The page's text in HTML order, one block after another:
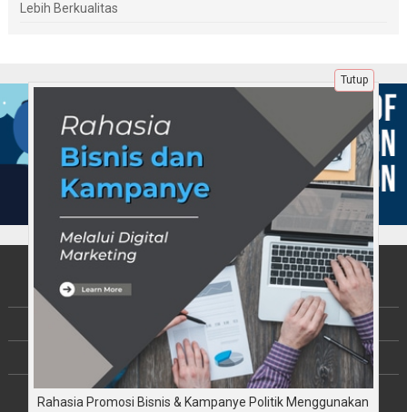
Lebih Berkualitas
Tentang Kami
Berita
Disclaimer
Copyright © JalinKebersamaan.com 2026
Tutup
Rahasia Promosi Bisnis & Kampanye Politik Menggunakan